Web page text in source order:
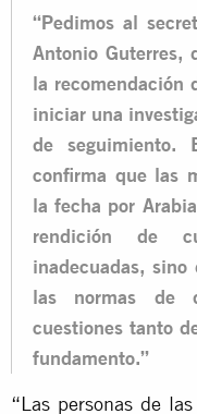
“Pedimos al
Antonio Guterres,
la recomendación
iniciar una
de
confirma que las
la fecha por
rendición de
inadecuadas,
las normas de
cuestiones tanto
fundamento.”
“Las personas de